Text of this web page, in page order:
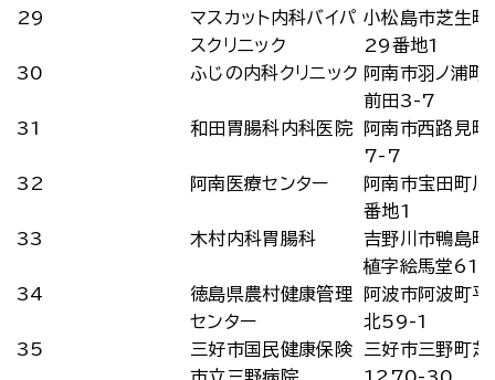
29
マスカット内科バイパ
スクリニック
小松島市芝生町
29番地1
30
ふじの内科クリニック 阿南市羽ノ浦町
前田3-7
31
和田胃腸科内科医院
阿南市西路見町
7-7
32
阿南医療センター
阿南市宝田町
番地1
33
木村内科胃腸科
吉野川市鴨島町
植字絵馬堂61
34
徳島県農村健康管理
センター
阿波市阿波町平
北59-1
35
三好市国民健康保険
三好市三野町芝